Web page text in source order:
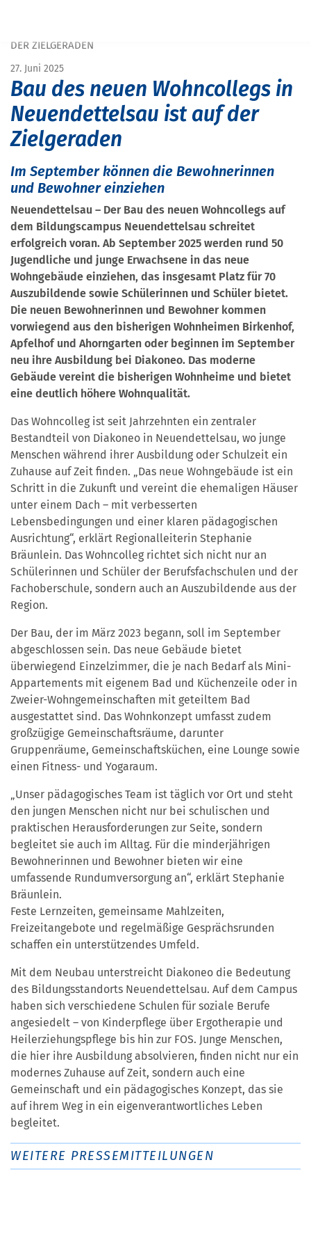
DER ZIELGERADEN
27. Juni 2025
Bau des neuen Wohncollegs in
Neuendettelsau ist auf der
Zielgeraden
Im September können die Bewohnerinnen
und Bewohner einziehen
Neuendettelsau – Der Bau des neuen Wohncollegs auf
dem Bildungscampus Neuendettelsau schreitet
erfolgreich voran. Ab September 2025 werden rund 50
Jugendliche und junge Erwachsene in das neue
Wohngebäude einziehen, das insgesamt Platz für 70
Auszubildende sowie Schülerinnen und Schüler bietet.
Die neuen Bewohnerinnen und Bewohner kommen
vorwiegend aus den bisherigen Wohnheimen Birkenhof,
Apfelhof und Ahorngarten oder beginnen im September
neu ihre Ausbildung bei Diakoneo. Das moderne
Gebäude vereint die bisherigen Wohnheime und bietet
eine deutlich höhere Wohnqualität.
Das Wohncolleg ist seit Jahrzehnten ein zentraler
Bestandteil von Diakoneo in Neuendettelsau, wo junge
Menschen während ihrer Ausbildung oder Schulzeit ein
Zuhause auf Zeit finden. „Das neue Wohngebäude ist ein
Schritt in die Zukunft und vereint die ehemaligen Häuser
unter einem Dach – mit verbesserten
Lebensbedingungen und einer klaren pädagogischen
Ausrichtung“, erklärt Regionalleiterin Stephanie
Bräunlein. Das Wohncolleg richtet sich nicht nur an
Schülerinnen und Schüler der Berufsfachschulen und der
Fachoberschule, sondern auch an Auszubildende aus der
Region.
Der Bau, der im März 2023 begann, soll im September
abgeschlossen sein. Das neue Gebäude bietet
überwiegend Einzelzimmer, die je nach Bedarf als Mini-
Appartements mit eigenem Bad und Küchenzeile oder in
Zweier-Wohngemeinschaften mit geteiltem Bad
ausgestattet sind. Das Wohnkonzept umfasst zudem
großzügige Gemeinschaftsräume, darunter
Gruppenräume, Gemeinschaftsküchen, eine Lounge sowie
einen Fitness- und Yogaraum.
„Unser pädagogisches Team ist täglich vor Ort und steht
den jungen Menschen nicht nur bei schulischen und
praktischen Herausforderungen zur Seite, sondern
begleitet sie auch im Alltag. Für die minderjährigen
Bewohnerinnen und Bewohner bieten wir eine
umfassende Rundumversorgung an“, erklärt Stephanie
Bräunlein.
Feste Lernzeiten, gemeinsame Mahlzeiten,
Freizeitangebote und regelmäßige Gesprächsrunden
schaffen ein unterstützendes Umfeld.
Mit dem Neubau unterstreicht Diakoneo die Bedeutung
des Bildungsstandorts Neuendettelsau. Auf dem Campus
haben sich verschiedene Schulen für soziale Berufe
angesiedelt – von Kinderpflege über Ergotherapie und
Heilerziehungspflege bis hin zur FOS. Junge Menschen,
die hier ihre Ausbildung absolvieren, finden nicht nur ein
modernes Zuhause auf Zeit, sondern auch eine
Gemeinschaft und ein pädagogisches Konzept, das sie
auf ihrem Weg in ein eigenverantwortliches Leben
begleitet.
WEITERE PRESSEMITTEILUNGEN